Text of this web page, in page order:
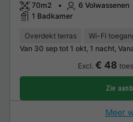
70m2 6 Volwassenen
1 Badkamer
Overdekt terras Wi-Fi
Van 30 sep tot 1 okt, 1 nacht,
Excl. € 48
Zie
Meer